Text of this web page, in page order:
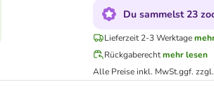
Du sammelst 23
Lieferzeit 2-3 Werktage
Rückgaberechtmehr lesen
Alle Preise inkl. MwSt.ggf.